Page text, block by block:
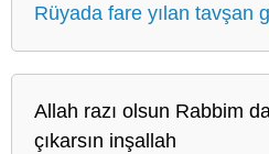
Rüyada fare yılan tavşan
Allah razı olsun Rabbim
çıkarsın inşallah